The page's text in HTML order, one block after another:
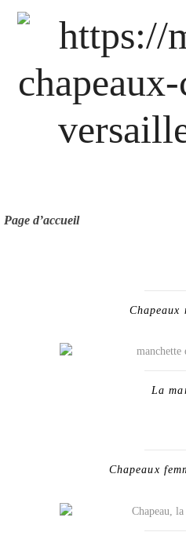
Page d’accueil
Chapeaux
La
Chapeaux